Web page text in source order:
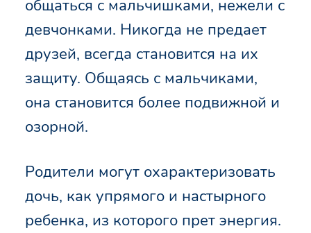
общаться с мальчишками, нежели с
девчонками. Никогда не предает
друзей, всегда становится на их
защиту. Общаясь с мальчиками,
она становится более подвижной и
озорной.
Родители могут охарактеризовать
дочь, как упрямого и настырного
ребенка, из которого прет энергия.